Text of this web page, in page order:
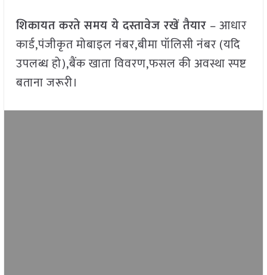
शिकायत करते समय ये दस्तावेज रखें तैयार – आधार
कार्ड,पंजीकृत मोबाइल नंबर,बीमा पॉलिसी नंबर (यदि
उपलब्ध हो),बैंक खाता विवरण,फसल की अवस्था स्पष्ट
बताना जरूरी।